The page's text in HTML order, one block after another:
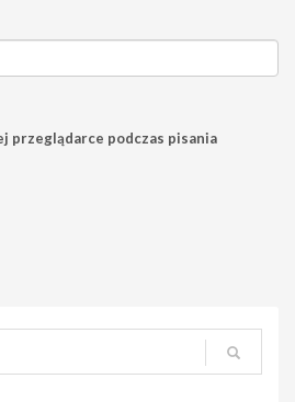
przeglądarce podczas pisania